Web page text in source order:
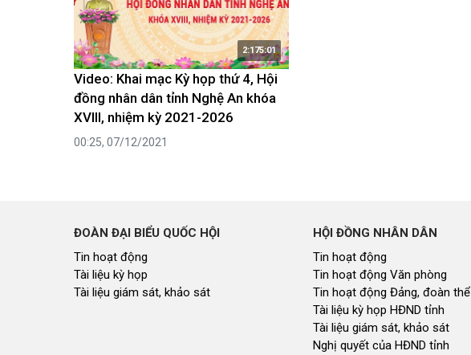
2:175:01
Video: Khai mạc Kỳ họp thứ 4, Hội
đồng nhân dân tỉnh Nghệ An khóa
XVIII, nhiệm kỳ 2021-2026
00:25, 07/12/2021
ĐOÀN ĐẠI BIỂU QUỐC HỘI
Tin hoạt động
Tài liệu kỳ họp
Tài liệu giám sát, khảo sát
HỘI ĐỒNG NHÂN DÂN
Tin hoạt động
Tin hoạt động Văn phòng
Tin hoạt động Đảng, đoàn thể
Tài liệu kỳ họp HĐND tỉnh
Tài liệu giám sát, khảo sát
Nghị quyết của HĐND tỉnh